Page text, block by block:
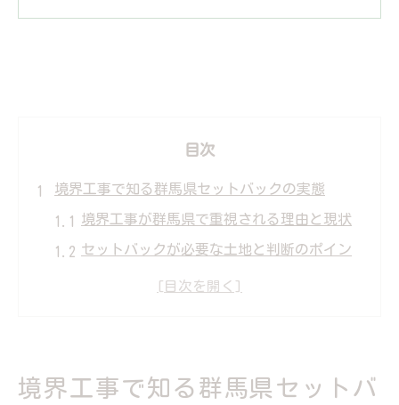
目次
境界工事で知る群馬県セットバックの実態
境界工事が群馬県で重視される理由と現状
セットバックが必要な土地と判断のポイン
セットバック費用の内訳と負担の考え方
境界工事で知る群馬県セットバ